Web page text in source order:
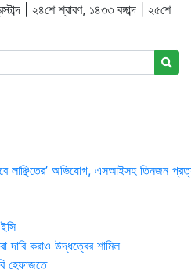
| ২৪শে শ্রাবণ, ১৪৩৩ বঙ্গাব্দ | ২৫শে
লাঞ্ছিতের’ অভিযোগ, এসআইসহ তিনজন
করাও উদ্ধত্বের শামিল
হেফাজতে